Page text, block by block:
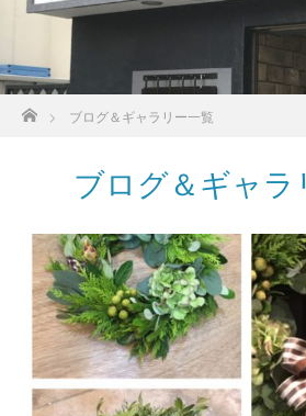
ブログ＆ギャラリー一覧
ブログ＆ギャラ